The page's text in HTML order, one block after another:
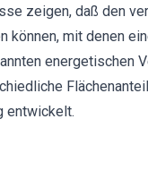
zeigen, daß den
können, mit denen
energetischen
entwickelt.